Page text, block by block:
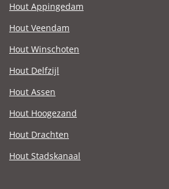
Hout Appingedam
Hout Veendam
Hout Winschoten
Hout Delfzijl
Hout Assen
Hout Hoogezand
Hout Drachten
Hout Stadskanaal